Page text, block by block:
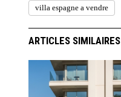
villa espagne a vendre
ARTICLES SIMILAIRES